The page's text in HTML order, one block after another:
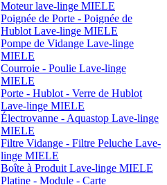
Moteur lave-linge MIELE
Poignée de Porte - Poignée de
Hublot Lave-linge MIELE
Pompe de Vidange Lave-linge
MIELE
Courroie - Poulie Lave-linge
MIELE
Porte - Hublot - Verre de Hublot
Lave-linge MIELE
Électrovanne - Aquastop Lave-linge
MIELE
Filtre Vidange - Filtre Peluche Lave-
linge MIELE
Boîte à Produit Lave-linge MIELE
Platine - Module - Carte